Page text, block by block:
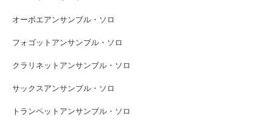
オーボエアンサンブル・ソロ
フォゴットアンサンブル・ソロ
クラリネットアンサンブル・ソロ
サックスアンサンブル・ソロ
トランペットアンサンブル・ソロ